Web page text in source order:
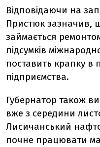
Відповідаючи на
Пристюк зазначив,
займається
підсумків
поставить крапку в
підприємства.
Губернатор також
вже з середини
Лисичанський
почне працювати